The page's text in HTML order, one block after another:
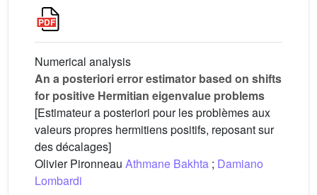
Numerical analysis
An a posteriori error estimator based on shifts
for positive Hermitian eigenvalue problems
[Estimateur a posteriori pour les problèmes aux
valeurs propres hermitiens positifs, reposant sur
des décalages]
Olivier Pironneau Athmane Bakhta ; Damiano
Lombardi